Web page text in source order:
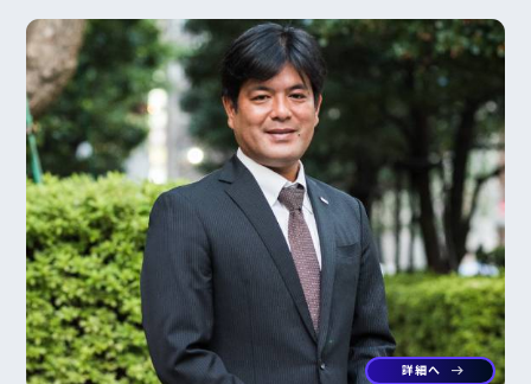
詳細へ arrow_right_alt